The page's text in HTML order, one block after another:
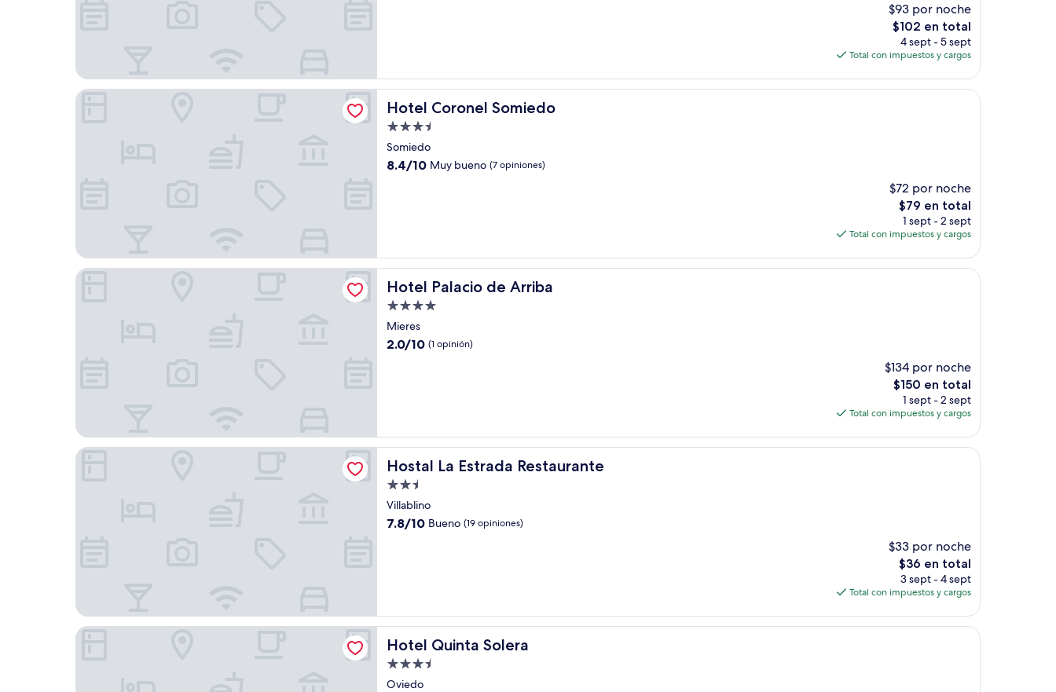
$93 por noche
El
precio
actual
de
$102 en total
4 sept - 5 sept
Total con impuestos y cargos
Hotel Coronel Somiedo
Hotel Coronel Somiedo
Propiedad
de
3.5
Somiedo
8.4
8.4/10 Muy bueno (7 opiniones)
$72 por noche
El
precio
actual
de
$79 en total
1 sept - 2 sept
Total con impuestos y cargos
Hotel Coronel Somiedo
Hotel Palacio de Arriba
Hotel Palacio de Arriba
Propiedad
de
4.0
Mieres
2.0
2.0/10 (1 opinión)
$134 por noche
El
precio
actual
de
$150 en total
1 sept - 2 sept
Total con impuestos y cargos
Hotel Palacio de Arriba
Hostal La Estrada Restaurante
Hostal La Estrada Restaurante
Propiedad
de
2.5
Villablino
7.8
7.8/10 Bueno (19 opiniones)
$33 por noche
El
precio
actual
de
$36 en total
3 sept - 4 sept
Total con impuestos y cargos
Hostal La Estrada Restaurante
Hotel Quinta Solera
Hotel Quinta Solera
Propiedad
de
Oviedo
Hotel Quinta Solera